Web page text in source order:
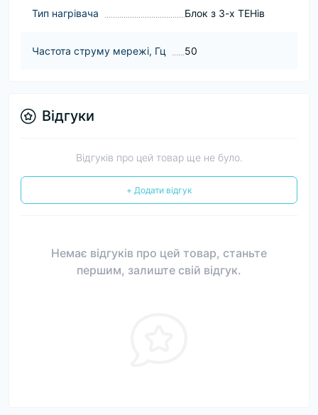
Тип нагрівача Блок з 3-х ТЕНів
Частота струму мережі, Гц 50
Відгуки
Відгуків про цей товар ще не було.
+ Додати відгук
Немає відгуків про цей товар, станьте
першим, залиште свій відгук.